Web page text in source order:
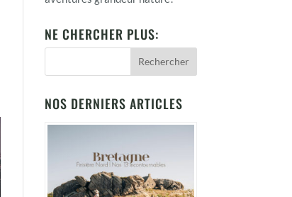
NE CHERCHER PLUS:
NOS DERNIERS ARTICLES